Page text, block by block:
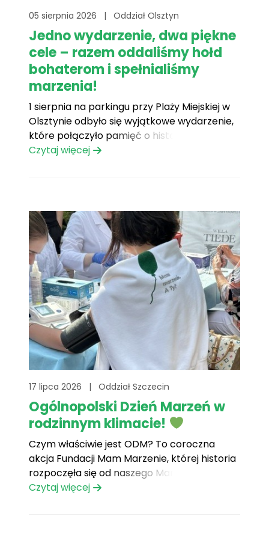
05 sierpnia 2026 | Oddział Olsztyn
Jedno wydarzenie, dwa piękne
cele – razem oddaliśmy hołd
bohaterom i spełnialiśmy
marzenia!
1 sierpnia na parkingu przy Plaży Miejskiej w
Olsztynie odbyło się wyjątkowe wydarzenie,
które połączyło pamięć o historii z
niesieniem realnej pomocy. Wspólnie z
Warszawskiego oraz Dzień Marzeń. Był to
dzień pełen wzruszeń, życzliwości i[...]
Czytaj więcej
17 lipca 2026 | Oddział Szczecin
Ogólnopolski Dzień Marzeń w
rodzinnym klimacie!
Czym właściwie jest ODM? To coroczna
akcja Fundacji Mam Marzenie, której historia
rozpoczęła się od naszego Marzyciela –
Krystiana. Chłopiec zapragnął, aby jego
Czytaj więcej